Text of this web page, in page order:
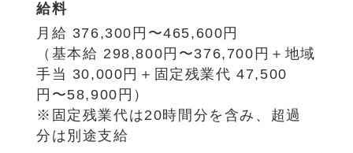
給料
月給 376,300円〜465,600円
（基本給 298,800円〜376,700円＋地域
手当 30,000円＋固定残業代 47,500
円〜58,900円）
※固定残業代は20時間分を含み、超過
分は別途支給